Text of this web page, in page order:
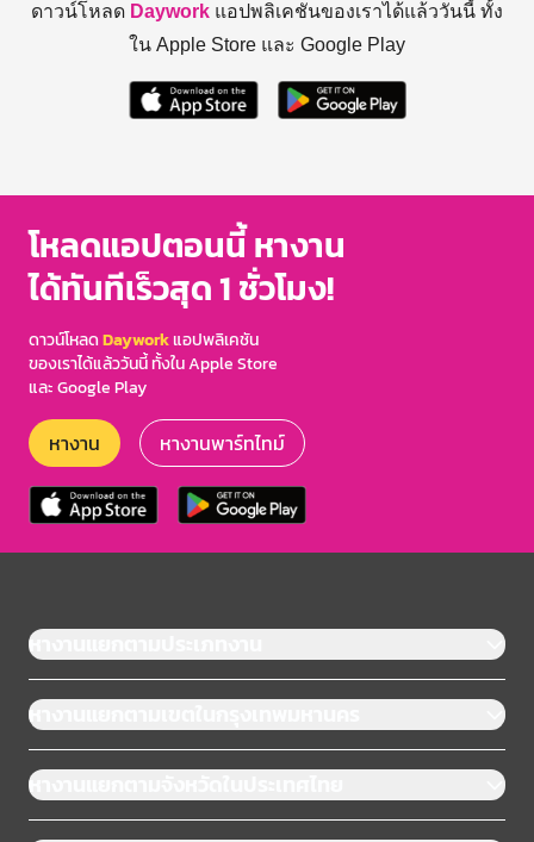
ดาวน์โหลด Daywork แอปพลิเคชันของเราได้แล้ววันนี้ ทั้ง
ใน Apple Store และ Google Play
โหลดแอปตอนนี้ หางาน
ได้ทันทีเร็วสุด 1 ชั่วโมง!
ดาวน์โหลดDayworkแอปพลิเคชัน
ของเราได้แล้ววันนี้ ทั้งใน Apple Store
และ Google Play
หางาน หางานพาร์ทไทม์
หางานแยกตามประเภทงาน
หางานแยกตามเขตในกรุงเทพมหานคร
หางานแยกตามจังหวัดในประเทศไทย